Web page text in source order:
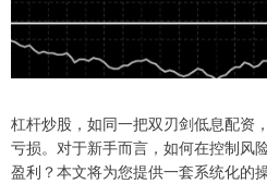
杠杆炒股，如同一把双刃剑低息配资
亏损。对于新手而言，如何在控制风
盈利？本文将为您提供一套系统化的